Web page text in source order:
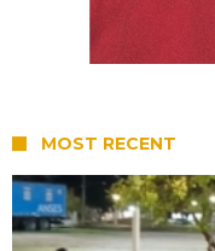
MOST RECENT